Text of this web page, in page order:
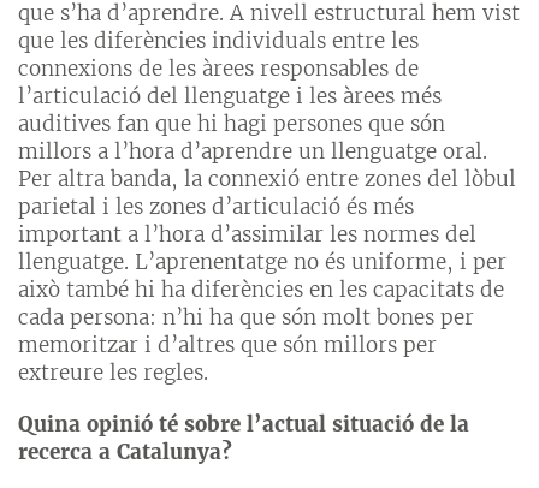
que s’ha d’aprendre. A nivell estructural hem vist
que les diferències individuals entre les
connexions de les àrees responsables de
l’articulació del llenguatge i les àrees més
auditives fan que hi hagi persones que són
millors a l’hora d’aprendre un llenguatge oral.
Per altra banda, la connexió entre zones del lòbul
parietal i les zones d’articulació és més
important a l’hora d’assimilar les normes del
llenguatge. L’aprenentatge no és uniforme, i per
això també hi ha diferències en les capacitats de
cada persona: n’hi ha que són molt bones per
memoritzar i d’altres que són millors per
extreure les regles.
Quina opinió té sobre l’actual situació de la
recerca a Catalunya?